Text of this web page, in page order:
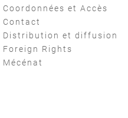
Coordonnées et Accès
Contact
Distribution et diffusion
Foreign Rights
Mécénat